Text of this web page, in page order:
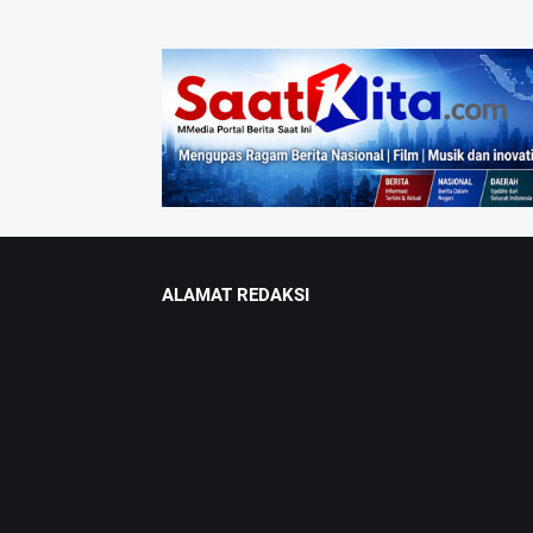
ALAMAT REDAKSI